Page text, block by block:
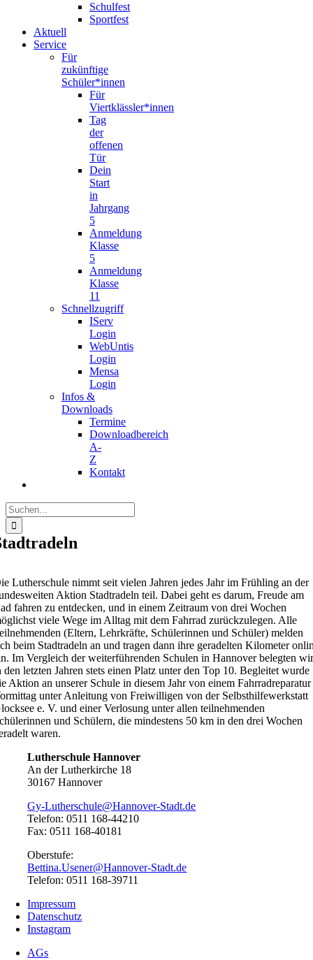
Schulfest
Sportfest
Aktuell
Service
Für
zukünftige
Schüler*innen
Für
Viertklässler*innen
Tag
der
offenen
Tür
Dein
Start
in
Jahrgang
5
Anmeldung
Klasse
5
Anmeldung
Klasse
11
Schnellzugriff
IServ
Login
WebUntis
Login
Mensa
Login
Infos &
Downloads
Termine
Downloadbereich
A-
Z
Kontakt
Suche
nach:
Lutherschule nimmt seit vielen Jahren jedes Jahr im Frühling an der
Aktion Stadtradeln teil. Dabei geht es darum, Freude am
fahren zu entdecken, und in einem Zeitraum von drei Wochen
viele Wege im Alltag mit dem Fahrrad zurückzulegen. Alle
(Eltern, Lehrkräfte, Schülerinnen und Schüler) melden
beim Stadtradeln an und tragen dann ihre geradelten Kilometer
Im Vergleich der weiterführenden Schulen in Hannover belegten
den letzten Jahren stets einen Platz unter den Top 10. Begleitet wurde
Aktion an unserer Schule in diesem Jahr von einem Fahrradreparatur
unter Anleitung von Freiwilligen von der Selbsthilfewerkstatt
e. V. und einer Verlosung unter allen teilnehmenden
und Schülern, die mindestens 50 km in den drei Wochen
waren.
Lutherschule Hannover
An der Lutherkirche 18
30167 Hannover
Gy-Lutherschule@Hannover-Stadt.de
Telefon: 0511 168-44210
Fax: 0511 168-40181
Oberstufe:
Bettina.Usener@Hannover-Stadt.de
Telefon: 0511 168-39711
Impressum
Datenschutz
Instagram
AGs